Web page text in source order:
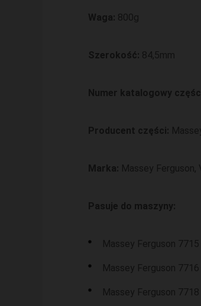
Waga: 800g
Szerokość: 84,5mm
Numer katalogowy
Producent części:
Marka: Massey Ferguson,
Pasuje do maszyny:
Massey Ferguson
Massey Ferguson
Massey Ferguson